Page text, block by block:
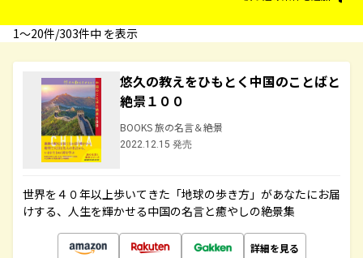
1〜20件/303件中 を表示
悠久の教えをひもとく中国のことばと
絶景１００
BOOKS 旅の名言＆絶景
2022.12.15 発売
世界を４０年以上歩いてきた「地球の歩き方」があなたにお届
けする、人生を輝かせる中国の名言と癒やしの絶景集
詳細を見る